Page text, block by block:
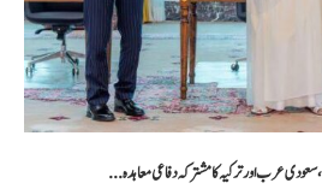
سعودی عرب اور ترکیہ کا مشترکہ دفاعی معاہدہ...